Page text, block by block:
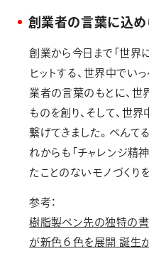
創業者の言葉に込め
創業から今日まで「世界
ヒットする、世界中でい
業者の言葉のもとに、世
ものを創り、そして、世
繋げてきました。ぺんて
れからも「チャレンジ精
たことのないモノづくり
参考：
樹脂製ペン先の独特の書
が新色６色を展開 誕生